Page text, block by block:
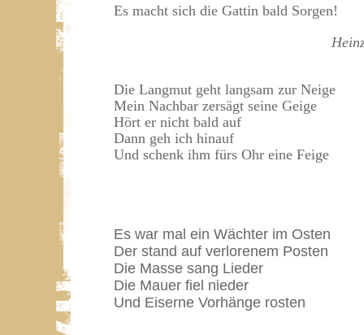
Es macht sich die Gattin bald Sorgen!
Die Langmut geht langsam zur Neige
Mein Nachbar zersägt seine Geige
Hört er nicht bald auf
Dann geh ich hinauf
Und schenk ihm fürs Ohr eine Feige
Es war mal ein Wächter im Osten
Der stand auf verlorenem Posten
Die Masse sang Lieder
Die Mauer fiel nieder
Und Eiserne Vorhänge rosten